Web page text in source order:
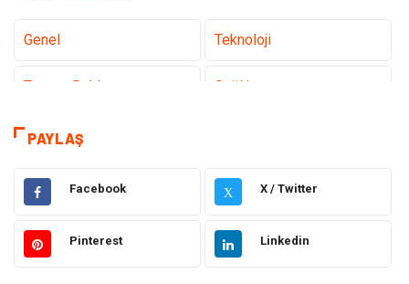
Genel Teknoloji
Tanıtıcı Reklam Sağlık
Eğitim
Makine Ulaşım ve Taşımacılık
Gıda Alışveriş
PAYLAŞ
Facebook X X / Twitter
Pinterest Linkedin